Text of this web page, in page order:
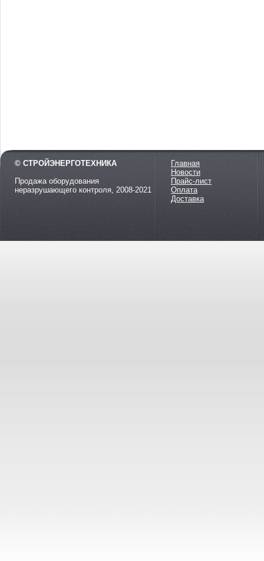
© СТРОЙЭНЕРГОТЕХНИКА
Продажа оборудования
неразрушающего контроля, 2008-2021
Главная
Новости
Прайс-лист
Оплата
Доставка